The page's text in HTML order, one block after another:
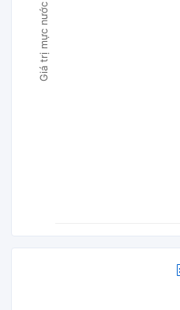
Giá trị mực nước